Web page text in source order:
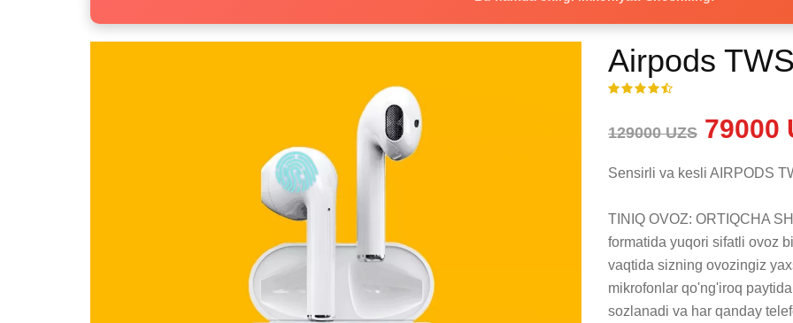
Airpods
129000 UZS 79000
Sensirli va kesli AIRPODS
TINIQ OVOZ: ORTIQCHA
formatida yuqori sifatli ovoz
vaqtida sizning ovozingiz
mikrofonlar qo'ng'iroq
sozlanadi va har qanday